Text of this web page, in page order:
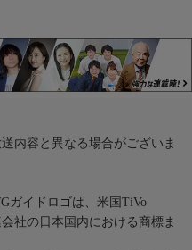
内容と異なる場合がございま
ガイドロゴは、米国TiVo
社の日本国内における商標ま